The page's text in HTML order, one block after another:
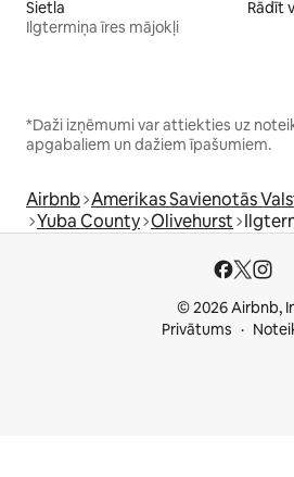
Sietla
Ilgtermiņa īres mājokļi
Rādīt
*Daži izņēmumi var attiekties uz
apgabaliem un dažiem īpašumiem.
Airbnb Amerikas Savienotās
Yuba County Olivehurst
© 2026 Airbnb,
Privātums